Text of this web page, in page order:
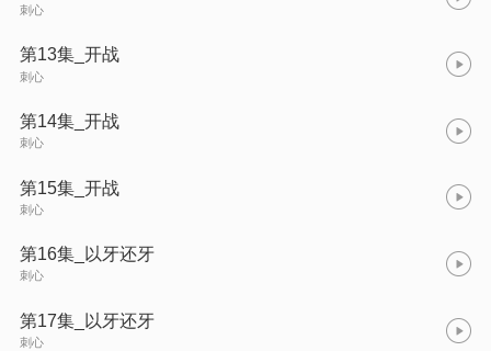
刺心
第13集_开战
刺心
第14集_开战
刺心
第15集_开战
刺心
第16集_以牙还牙
刺心
第17集_以牙还牙
刺心